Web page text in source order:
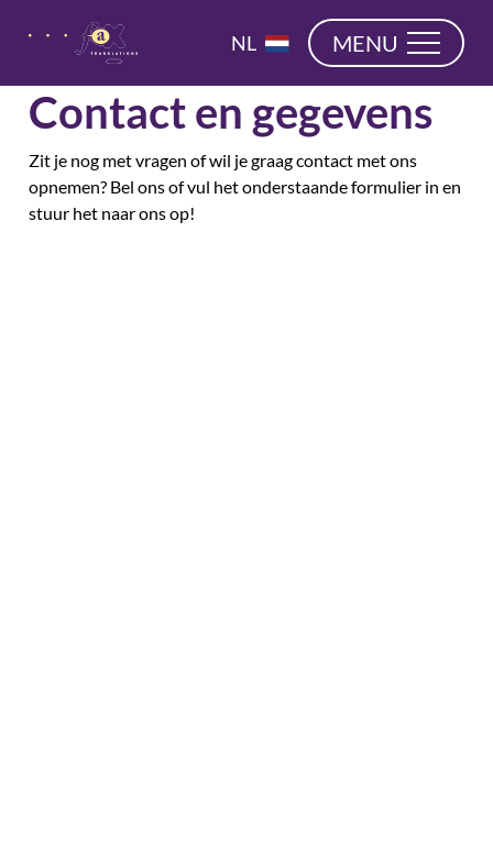
NL
DE
MENU
Contact en gegevens
Zit je nog met vragen of wil je graag contact met ons
opnemen? Bel ons of vul het onderstaande formulier in en
stuur het naar ons op!